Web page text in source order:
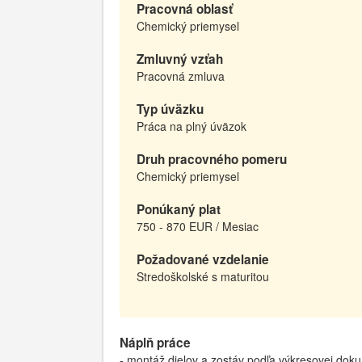
Pracovná oblasť
Chemický priemysel
Zmluvný vzťah
Pracovná zmluva
Typ úväzku
Práca na plný úväzok
Druh pracovného pomeru
Chemický priemysel
Ponúkaný plat
750 - 870 EUR / Mesiac
Požadované vzdelanie
Stredoškolské s maturitou
Náplň práce